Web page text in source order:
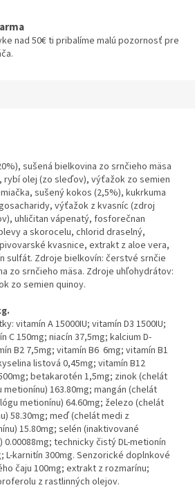
nad 50€ ti pribalíme malú pozornosť pre
sušená bielkovina zo srnčieho mäsa
rybí olej (zo sleďov), výťažok zo semien
sušený kokos (2,5%), kukrkuma
výťažok z kvasníc (zdroj
uhličitan vápenatý, fosforečnan
a skorocelu, chlorid draselný,
kvasnice, extrakt z aloe vera,
sulfát. Zdroje bielkovín: čerstvé srnčie
zo srnčieho mäsa. Zdroje uhľohydrátov:
zo semien quinoy.
vitamín A 15000IU; vitamín D3 1500IU;
C 150mg; niacín 37,5mg; kalcium D-
B2 7,5mg; vitamín B6 6mg; vitamín B1
listová 0,45mg; vitamín B12
betakarotén 1,5mg; zinok (chelát
163.80mg; mangán (chelát
metionínu) 64.60mg; železo (chelát
58.30mg; meď (chelát medi z
15.80mg; selén (inaktivované
technicky čistý DL-metionín
L-karnitín 300mg. Senzorické doplnkové
čaju 100mg; extrakt z rozmarínu;
z rastlinných olejov.